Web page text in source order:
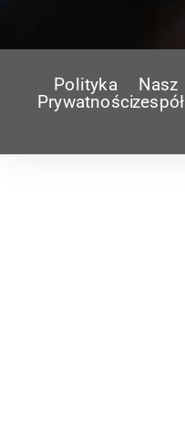
Polityka
Prywatności
Nasz
zespół